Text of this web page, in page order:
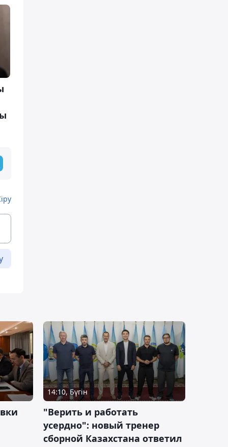
14:10, Бүгін
"Верить и работать
усердно": новый тренер
сборной Казахстана ответил